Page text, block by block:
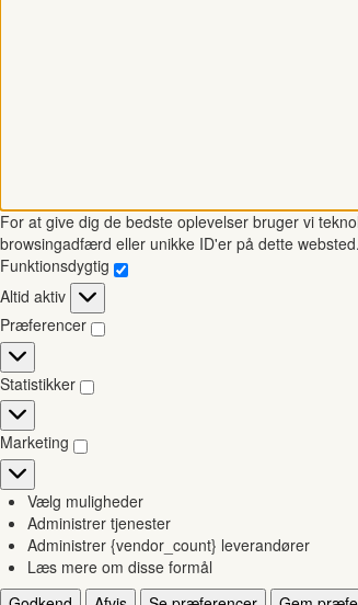
For at give dig de bedste oplevelser bruger vi
browsingadfærd eller unikke ID'er på dette
Funktionsdygtig
Funktionsdygtig
Altid aktiv
Præferencer
Præferencer
Statistikker
Statistikker
Marketing
Marketing
Vælg muligheder
Administrer tjenester
Administrer {vendor_count} leverandører
Læs mere om disse formål